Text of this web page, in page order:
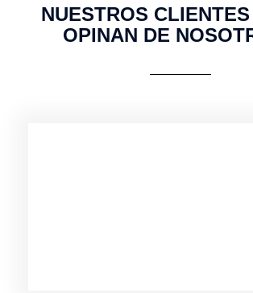
NUESTROS
OPINAN DE